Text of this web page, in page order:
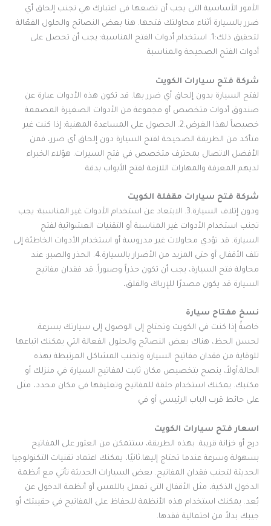
الأمور الأساسية التي يجب أن تضعها في اعتبارك هي تجنب إلحاق أي
ضرر بالسيارة أثناء محاولتك فتحها. هنا بعض النصائح والحلول الفعّالة
لتحقيق ذلك:1. استخدام أدوات الفتح المناسبة: يجب أن تحصل على
أدوات الفتح الصحيحة والمناسبة
شركة فتح سيارات الكويت
لفتح السيارة بدون إلحاق أي ضرر بها. قد تكون هذه الأدوات عبارة عن
صندوق أدوات متخصص أو مجموعة من الأدوات الصغيرة المصممة
خصيصاً لهذا الغرض.2. الحصول على المساعدة المهنية: إذا كنت غير
متأكد من الطريقة الصحيحة لفتح السيارة دون إلحاق أي ضرر، فمن
الأفضل الاتصال بمحترف متخصص في فتح السيرات. هؤلاء الخبراء
لديهم المعرفة والمهارات اللازمة لفتح الأبواب بدقة
شركة فتح سيارات مقفلة الكويت
ودون إتلاف السيارة.3. الابتعاد عن استخدام الأدوات غير المناسبة: يجب
تجنب استخدام الأدوات غير المناسبة أو التقنيات العشوائية لفتح
السيارة. قد تؤدي محاولات غير مدروسة أو استخدام الأدوات الخاطئة إلى
تلف الأقفال أو حتى المزيد من الأضرار بالسيارة.4. الحذر والصبر: عند
محاولة فتح السيارة، يجب أن تكون حذراً وصبوراً. قد فقدان مفاتيح
السيارة قد يكون مصدرًا للإرباك والقلق،
نسخ مفتاح سيارة
خاصةً إذا كنت في الكويت وتحتاج إلى الوصول إلى سيارتك بسرعة.
لحسن الحظ، هناك بعض النصائح والحلول الفعالة التي يمكنك اتباعها
للوقاية من فقدان مفاتيح السيارة وتجنب المشاكل المرتبطة بهذه
الحالة.أولاً، ينصح بتخصيص مكان ثابت لمفاتيح السيارة في منزلك أو
مكتبك. يمكنك استخدام حلقة للمفاتيح وتعليقها في مكان محدد، مثل
على حائط قرب الباب الرئيسي أو في
اسعار فتح سيارات الكويت
درج أو خزانة قريبة. بهذه الطريقة، ستتمكن من العثور على المفاتيح
بسهولة وسرعة عندما تحتاج إليها.ثانيًا، يمكنك اعتماد تقنيات التكنولوجيا
الحديثة لتجنب فقدان المفاتيح. بعض السيارات الحديثة تأتي مع أنظمة
الدخول الذكية، مثل الأقفال التي تعمل باللمس أو أنظمة الدخول عن
بُعد. يمكنك استخدام هذه الأنظمة للحفاظ على المفاتيح في حقيبتك أو
جيبك بدلاً من احتمالية فقدها.